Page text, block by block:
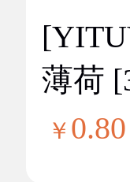
薄荷
￥ 0.80